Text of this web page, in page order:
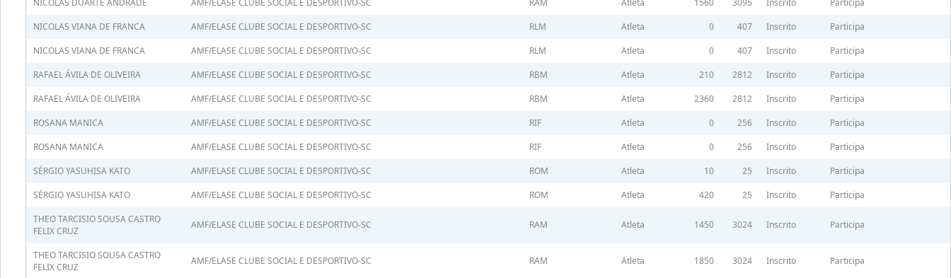
NICOLAS DUARTE ANDRADE
AMF/ELASE CLUBE SOCIAL E DESPORTIVO-SC RAM Atleta 1560 3095 Inscrito
Participa
NICOLAS VIANA DE FRANCA
AMF/ELASE CLUBE SOCIAL E DESPORTIVO-SC RLM Atleta 0 407 Inscrito
Participa
NICOLAS VIANA DE FRANCA
AMF/ELASE CLUBE SOCIAL E DESPORTIVO-SC RLM Atleta 0 407 Inscrito
Participa
RAFAEL ÁVILA DE OLIVEIRA
AMF/ELASE CLUBE SOCIAL E DESPORTIVO-SC RBM Atleta 210 2812 Inscrito
Participa
RAFAEL ÁVILA DE OLIVEIRA
AMF/ELASE CLUBE SOCIAL E DESPORTIVO-SC RBM Atleta 2360 2812 Inscrito
Participa
ROSANA MANICA
AMF/ELASE CLUBE SOCIAL E DESPORTIVO-SC RIF Atleta 0 256 Inscrito
Participa
ROSANA MANICA
AMF/ELASE CLUBE SOCIAL E DESPORTIVO-SC RIF Atleta 0 256 Inscrito
Participa
SÉRGIO YASUHISA KATO
AMF/ELASE CLUBE SOCIAL E DESPORTIVO-SC ROM Atleta 10 25 Inscrito
Participa
SÉRGIO YASUHISA KATO
AMF/ELASE CLUBE SOCIAL E DESPORTIVO-SC ROM Atleta 420 25 Inscrito
Participa
THEO TARCISIO SOUSA CASTRO
FELIX CRUZ
AMF/ELASE CLUBE SOCIAL E DESPORTIVO-SC RAM Atleta 1450 3024 Inscrito Participa
THEO TARCISIO SOUSA CASTRO
FELIX CRUZ
AMF/ELASE CLUBE SOCIAL E DESPORTIVO-SC RAM Atleta 1850 3024 Inscrito Participa